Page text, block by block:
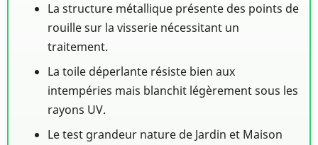
La structure métallique présente des points de
rouille sur la visserie nécessitant un
traitement.
La toile déperlante résiste bien aux
intempéries mais blanchit légèrement sous les
rayons UV.
Le test grandeur nature de Jardin et Maison